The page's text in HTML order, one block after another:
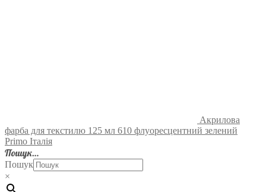
Акрилова
фарба для текстилю 125 мл 610 флуоресцентний зелений
Primo Італія
Пошук…
Пошук
×